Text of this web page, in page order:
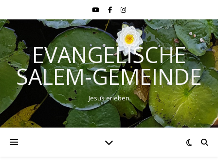
EVANGELISCHE
SALEM-GEMEINDE
Jesus erleben